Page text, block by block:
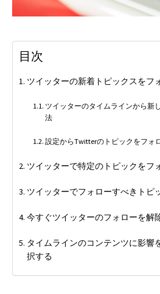
目次
ツイッターの新着トピックスをフ
ツイッターのタイムラインから新
法
設定からTwitterのトピックをフォ
ツイッターで特定のトピックをフ
ツイッターでフォローすべきトピ
今すぐツイッターのフォローを解
タイムラインのコンテンツに影響
択する